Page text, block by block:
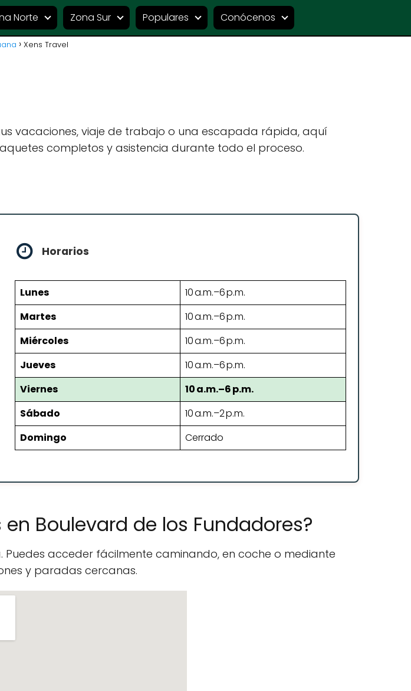
Norte Zona Sur Populares Conócenos
Xens Travel
vacaciones, viaje de trabajo o una escapada rápida, aquí
completos y asistencia durante todo el proceso.
Horarios
Lunes
10 a.m.–6 p.m.
Martes
10 a.m.–6 p.m.
Miércoles
10 a.m.–6 p.m.
Jueves
10 a.m.–6 p.m.
Viernes
10 a.m.–6 p.m.
Sábado
10 a.m.–2 p.m.
Domingo
Cerrado
Boulevard de los Fundadores?
acceder fácilmente caminando, en coche o mediante
y paradas cercanas.